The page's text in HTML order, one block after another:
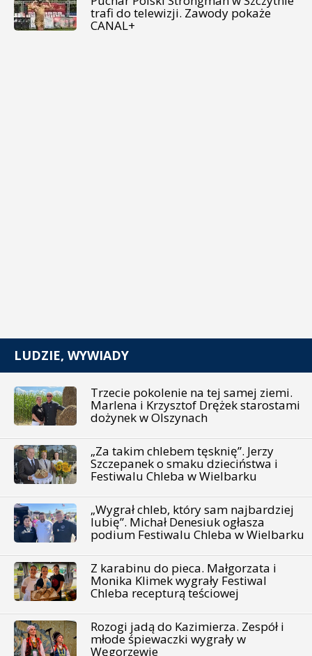
trafi do telewizji. Zawody pokaże
CANAL+
LUDZIE, WYWIADY
Trzecie pokolenie na tej samej ziemi.
Marlena i Krzysztof Drężek starostami
dożynek w Olszynach
„Za takim chlebem tęsknię”. Jerzy
Szczepanek o smaku dzieciństwa i
Festiwalu Chleba w Wielbarku
„Wygrał chleb, który sam najbardziej
lubię”. Michał Denesiuk ogłasza
podium Festiwalu Chleba w Wielbarku
Z karabinu do pieca. Małgorzata i
Monika Klimek wygrały Festiwal
Chleba recepturą teściowej
Rozogi jadą do Kazimierza. Zespół i
młode śpiewaczki wygrały w
Węgorzewie